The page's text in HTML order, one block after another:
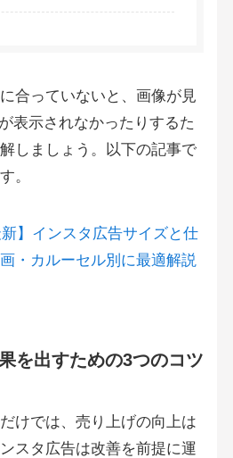
合っていないと、画像が見
表示されなかったりするた
しましょう。以下の記事で
。
新】インスタ広告サイズと仕
・カルーセル別に最適解説
を出すための3つのコツ
けでは、売り上げの向上は
スタ広告は改善を前提に運